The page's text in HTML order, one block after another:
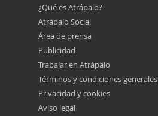
¿Qué es Atrápalo?
Atrápalo Social
Área de prensa
Publicidad
Trabajar en Atrápalo
Términos y condiciones generales
Privacidad y cookies
Aviso legal